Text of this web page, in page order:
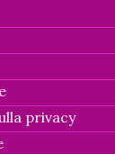
privacy